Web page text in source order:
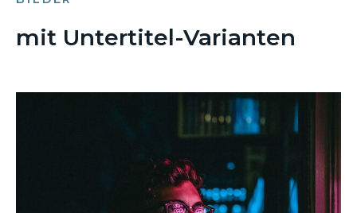
mit Untertitel-Varianten